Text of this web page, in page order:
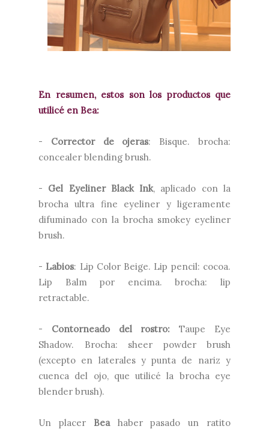
En resumen, estos son los productos que
utilicé en Bea:
- Corrector de ojeras: Bisque. brocha:
concealer blending brush.
- Gel Eyeliner Black Ink, aplicado con la
brocha ultra fine eyeliner y ligeramente
difuminado con la brocha smokey eyeliner
brush.
- Labios: Lip Color Beige. Lip pencil: cocoa.
Lip Balm por encima. brocha: lip
retractable.
- Contorneado del rostro: Taupe Eye
Shadow. Brocha: sheer powder brush
(excepto en laterales y punta de nariz y
cuenca del ojo, que utilicé la brocha eye
blender brush).
Un placer Beahaber pasado un ratito